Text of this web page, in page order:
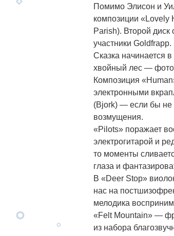
Помимо Элисон и
композиции «Lovely
Parish). Второй
участники Goldfrapp.
Сказка начинается
хвойный лес —
Композиция
электронными
(Bjork) — если бы не
возмущения.
«Pilots» поражает
электрогитарой и
то моменты
глаза и
В «Deer Stop»
нас на
мелодика
«Felt Mountain» —
из набора